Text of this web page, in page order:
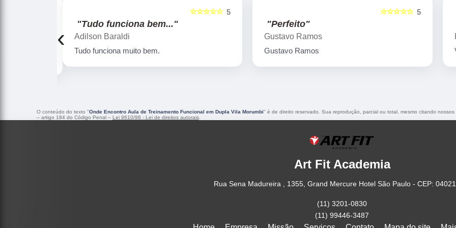
5
☆☆☆☆☆
"Perfeito"
Gustavo Ramos
Gustavo Ramos
5
☆☆☆☆☆
"Very nice place"
Flavio Paca
Very nice place
‹
O conteúdo do texto "Onde Encontro Aula de Treinamento Funcional em Dupla Vila Morumbi" é de direito reservado. Sua reprodução, parcial ou total, mesmo citando
– artigo 184 do Código Penal – Lei 9610/98 - Lei de direitos autorais
Art Fit Academia
Rua Sena Madureira , 1355, Grand Mercure Hotel São Paulo - CEP:
(11) 3201-0830
(11) 99446-3487